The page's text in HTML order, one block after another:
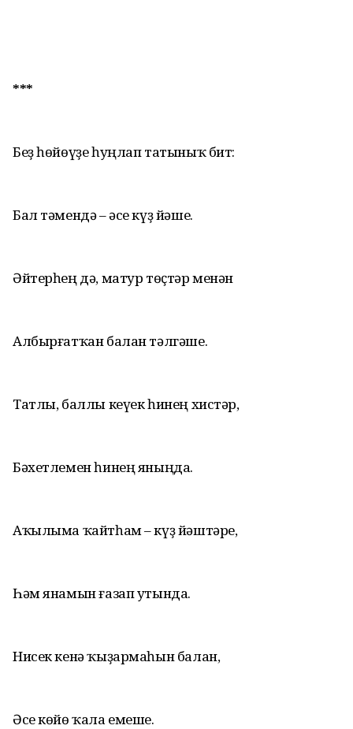
***
Беҙ һөйөүҙе һуңлап татыныҡ бит:
Бал тәмендә – әсе күҙ йәше.
Әйтерһең дә, матур төҫтәр менән
Албырғатҡан балан тәлгәше.
Татлы, баллы кеүек һинең хистәр,
Бәхетлемен һинең яныңда.
Аҡылыма ҡайтһам – күҙ йәштәре,
Һәм янамын ғазап утында.
Нисек кенә ҡыҙармаһын балан,
Әсе көйө ҡала емеше.